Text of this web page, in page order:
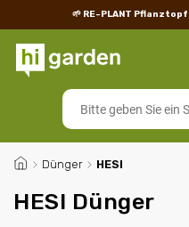
🌱 RE-PLANT Pflanztopf
/ Dünger / HESI
HESI Dünger